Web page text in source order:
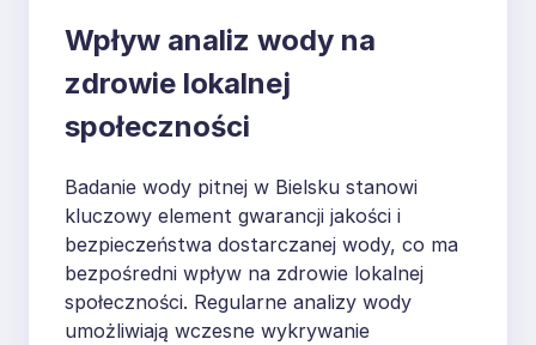
Wpływ analiz wody na
zdrowie lokalnej
społeczności
Badanie wody pitnej w Bielsku stanowi
kluczowy element gwarancji jakości i
bezpieczeństwa dostarczanej wody, co ma
bezpośredni wpływ na zdrowie lokalnej
społeczności. Regularne analizy wody
umożliwiają wczesne wykrywanie